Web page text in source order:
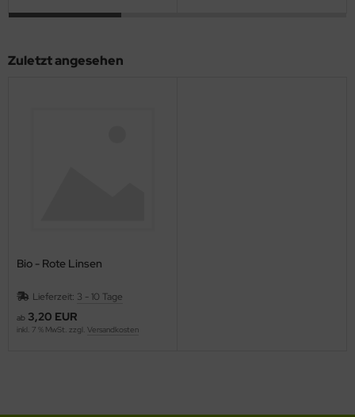
Zuletzt angesehen
Bio - Rote Linsen
Lieferzeit: 3 - 10 Tage
ab 3,20 EUR
inkl. 7 % MwSt. zzgl. Versandkosten